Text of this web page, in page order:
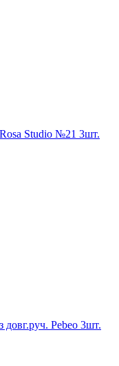
Studio №21 3шт.
довг.руч. Pebeo 3шт.